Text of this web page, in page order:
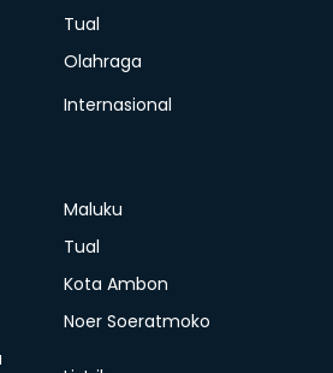
Tual
Olahraga
Internasional
Maluku
Tual
Kota Ambon
Noer Soeratmoko